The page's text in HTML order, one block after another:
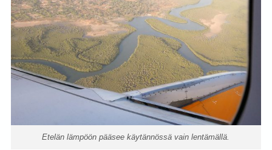
Etelän lämpöön pääsee käytännössä vain lentämällä.